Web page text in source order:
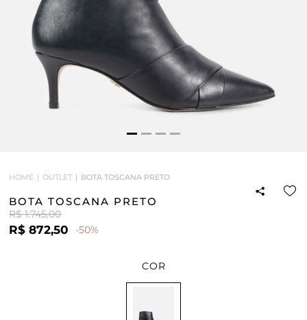
HOME OUTLET BOTA TOSCANA PRETO
BOTA TOSCANA PRETO
R$ 1.745,00
R$ 872,50 -50%
COR